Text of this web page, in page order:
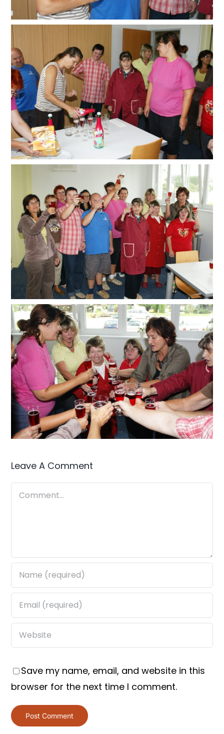
Leave A Comment
Comment
Save my name, email, and website in this
browser for the next time I comment.